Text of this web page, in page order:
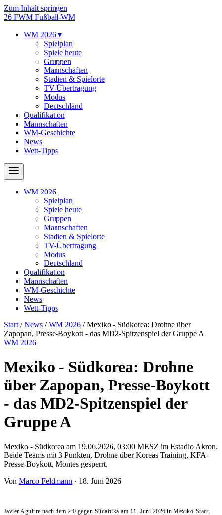
Zum Inhalt springen
26 FWM Fußball-WM
WM 2026 ▾
Spielplan
Spiele heute
Gruppen
Mannschaften
Stadien & Spielorte
TV-Übertragung
Modus
Deutschland
Qualifikation
Mannschaften
WM-Geschichte
News
Wett-Tipps
WM 2026
Spielplan
Spiele heute
Gruppen
Mannschaften
Stadien & Spielorte
TV-Übertragung
Modus
Deutschland
Qualifikation
Mannschaften
WM-Geschichte
News
Wett-Tipps
Start /News /WM 2026 /Mexiko - Südkorea: Drohne über
Zapopan, Presse-Boykott - das MD2-Spitzenspiel der Gruppe A
WM 2026
Mexiko - Südkorea: Drohne
über Zapopan, Presse-Boykott
- das MD2-Spitzenspiel der
Gruppe A
Mexiko - Südkorea am 19.06.2026, 03:00 MESZ im Estadio Akron.
Beide Teams mit 3 Punkten, Drohne über Koreas Training, KFA-
Presse-Boykott, Montes gesperrt.
Von Marco Feldmann · 18. Juni 2026
Javier Aguirre nach dem 2:0 gegen Südafrika am 11. Juni 2026 in Mexiko-Stadt.